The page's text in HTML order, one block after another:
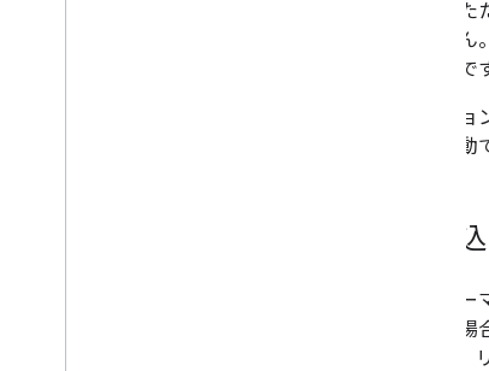
て折り
れませ
るためで
セッシ
め、手動
読み
パフォ
される
します